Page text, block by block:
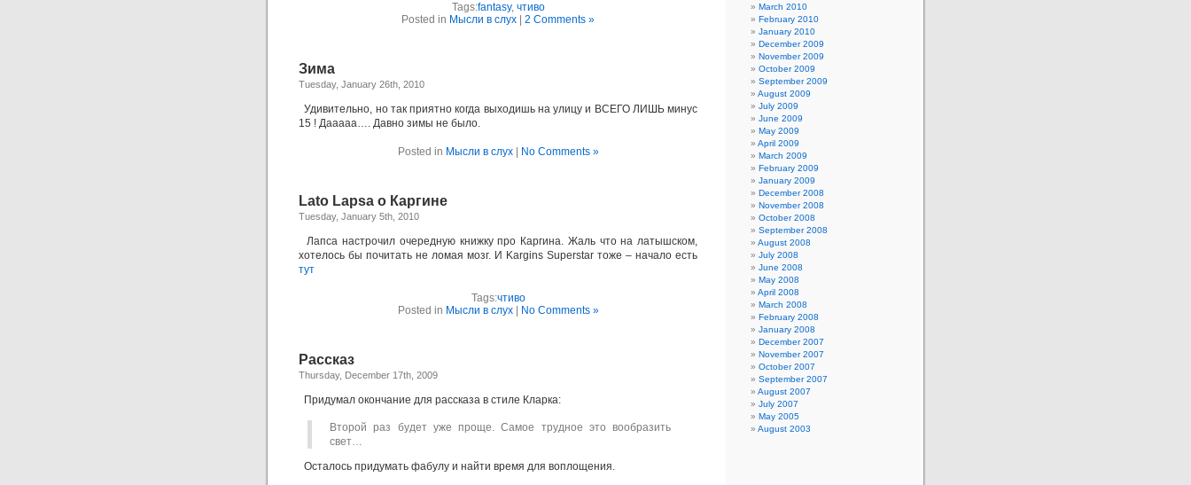
Tags:fantasy, чтиво
Posted in Мысли в слух 2 Comments »
Зима
Tuesday, January 26th, 2010
Удивительно, но так приятно когда выходишь на улицу и ВСЕГО ЛИШЬ минус
15 ! Дааааа…. Давно зимы не было.
Posted in Мысли в слух| No Comments »
Lato Lapsa о Каргине
Tuesday, January 5th, 2010
Лапса настрочил очередную книжку про Каргина. Жаль что на латышском,
хотелось бы почитать не ломая мозг. И Kargins Superstar тоже – начало есть
тут
Tags:чтиво
Posted in Мысли в слух| No Comments »
Рассказ
Thursday, December 17th, 2009
Придумал окончание для рассказа в стиле Кларка:
Второй раз будет уже проще. Самое трудное это вообразить
свет…
Осталось придумать фабулу и найти время для воплощения.
March 2010
February 2010
January 2010
December 2009
November 2009
October 2009
September 2009
August 2009
July 2009
June 2009
May 2009
April 2009
March 2009
February 2009
January 2009
December 2008
November 2008
October 2008
September 2008
August 2008
July 2008
June 2008
May 2008
April 2008
March 2008
February 2008
January 2008
December 2007
November 2007
October 2007
September 2007
August 2007
July 2007
May 2005
August 2003